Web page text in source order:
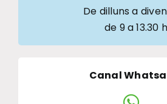
De dilluns a
de 9 a 13.30 h
Canal